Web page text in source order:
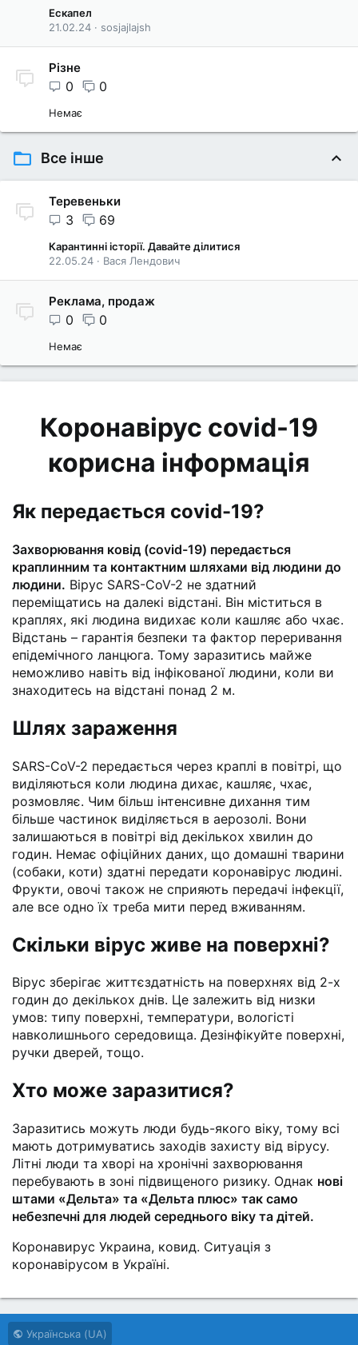
Ескапел
21.02.24
sosjajlajsh
Різне
0 0
Немає
Все інше
Теревеньки
3 69
Карантинні історії. Давайте ділитися
22.05.24
Вася Лендович
Реклама, продаж
0 0
Немає
Коронавірус covid-19
корисна інформація
Як передається covid-19?
Захворювання ковід (covid-19) передається
краплинним та контактним шляхами від людини до
людини. Вірус SARS-CoV-2 не здатний
переміщатись на далекі відстані. Він міститься в
краплях, які людина видихає коли кашляє або чхає.
Відстань – гарантія безпеки та фактор переривання
епідемічного ланцюга. Тому заразитись майже
неможливо навіть від інфікованої людини, коли ви
знаходитесь на відстані понад 2 м.
Шлях зараження
SARS-CoV-2 передається через краплі в повітрі, що
виділяються коли людина дихає, кашляє, чхає,
розмовляє. Чим більш інтенсивне дихання тим
більше частинок виділяється в аерозолі. Вони
залишаються в повітрі від декількох хвилин до
годин. Немає офіційних даних, що домашні тварини
(собаки, коти) здатні передати коронавірус людині.
Фрукти, овочі також не сприяють передачі інфекції,
але все одно їх треба мити перед вживанням.
Скільки вірус живе на поверхні?
Вірус зберігає життєздатність на поверхнях від 2-х
годин до декількох днів. Це залежить від низки
умов: типу поверхні, температури, вологісті
навколишнього середовища. Дезінфікуйте поверхні,
ручки дверей, тощо.
Хто може заразитися?
Заразитись можуть люди будь-якого віку, тому всі
мають дотримуватись заходів захисту від вірусу.
Літні люди та хворі на хронічні захворювання
перебувають в зоні підвищеного ризику. Однак нові
штами «Дельта» та «Дельта плюс» так само
небезпечні для людей середнього віку та дітей.
Коронавирус Украина, ковид. Ситуація з
коронавірусом в Україні.
Українська (UA)